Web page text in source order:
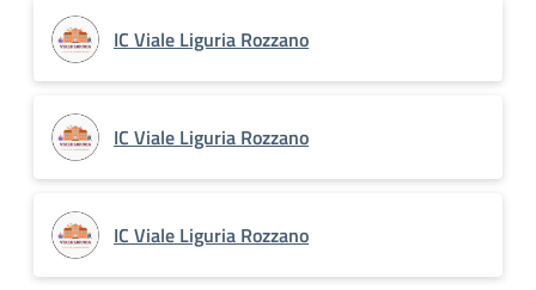
IC Viale Liguria Rozzano
IC Viale Liguria Rozzano
IC Viale Liguria Rozzano